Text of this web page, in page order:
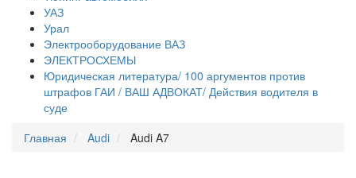
УАЗ
Урал
Электрооборудование ВАЗ
ЭЛЕКТРОСХЕМЫ
Юридическая литература/ 100 аргументов против
штрафов ГАИ / ВАШ АДВОКАТ/ Действия водителя в
суде
Главная
Audi Audi A7